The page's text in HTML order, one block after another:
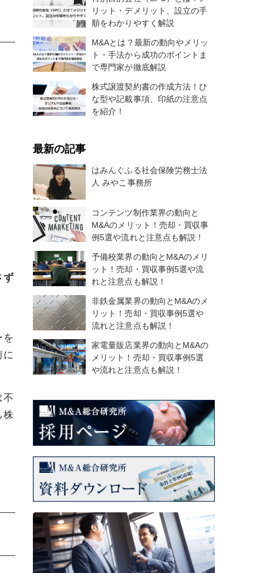
ず
を
に
不
株
リット・デメリット、設立の手
順をわかりやすく解説
M&Aとは？最新の動向やメリッ
ト・手法から成功のポイントま
で専門家が徹底解説
株式譲渡契約書の作成方法！ひ
な型や記載事項、印紙の注意点
を紹介！
最新の記事
はみんぐふる社会保険労務士法
人 みやこ事務所
コンテンツ制作業界の動向と
M&Aのメリット！売却・買収事
例5選や流れと注意点も解説！
予備校業界の動向とM&Aのメリ
ット！売却・買収事例5選や流
れと注意点も解説！
非鉄金属業界の動向とM&Aのメ
リット！売却・買収事例5選や
流れと注意点も解説！
家電量販店業界の動向とM&Aの
メリット！売却・買収事例5選
や流れと注意点も解説！